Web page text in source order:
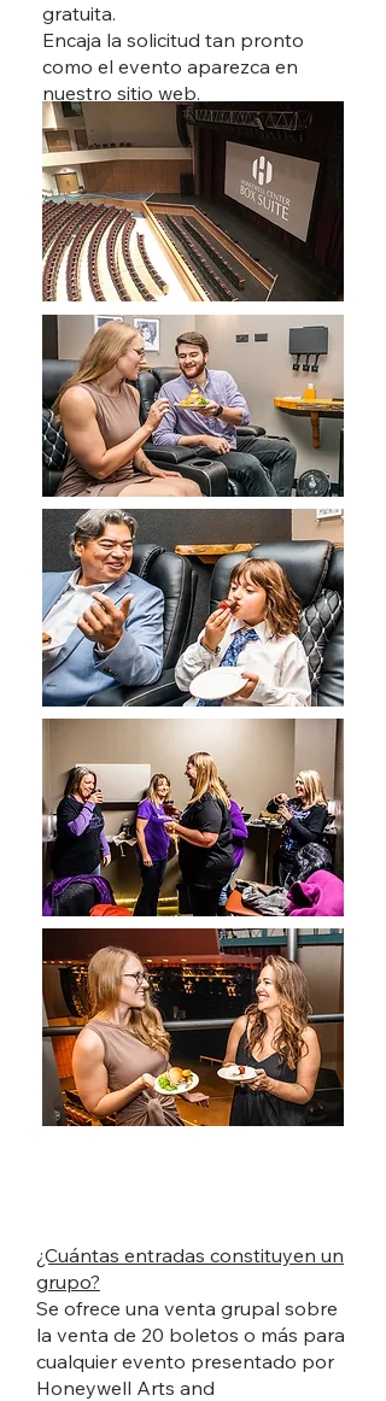
gratuita.
Encaja la solicitud tan pronto
como el evento aparezca en
nuestro sitio web.
¿Cuántas entradas constituyen un
grupo?
Se ofrece una venta grupal sobre
la venta de 20 boletos o más para
cualquier evento presentado por
Honeywell Arts and